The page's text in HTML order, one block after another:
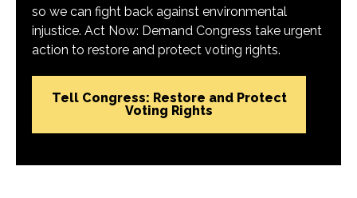
so we can fight back against environmental
injustice. Act Now: Demand Congress take urgent
action to restore and protect voting rights.
Tell Congress: Restore and Protect
Voting Rights